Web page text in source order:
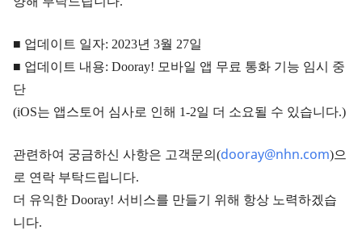
■ 업데이트 일자: 2023년 3월 27일
■ 업데이트 내용: Dooray! 모바일 앱 무료 통화 기능 임시 중
단
(iOS는 앱스토어 심사로 인해 1-2일 더 소요될 수 있습니다.)
관련하여 궁금하신 사항은 고객문의(dooray@nhn.com)으
로 연락 부탁드립니다.
더 유익한 Dooray! 서비스를 만들기 위해 항상 노력하겠습
니다.